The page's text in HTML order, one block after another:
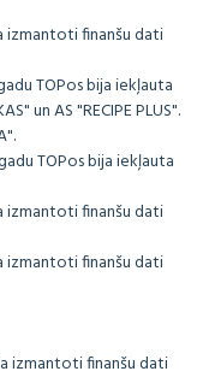
izmantoti finanšu dati
TOPos bija iekļauta
un AS "RECIPE PLUS".
TOPos bija iekļauta
izmantoti finanšu dati
izmantoti finanšu dati
izmantoti finanšu dati